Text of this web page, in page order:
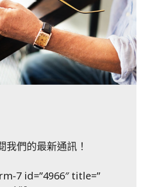
我們的最新通訊！
7 id=”4966″ title=”